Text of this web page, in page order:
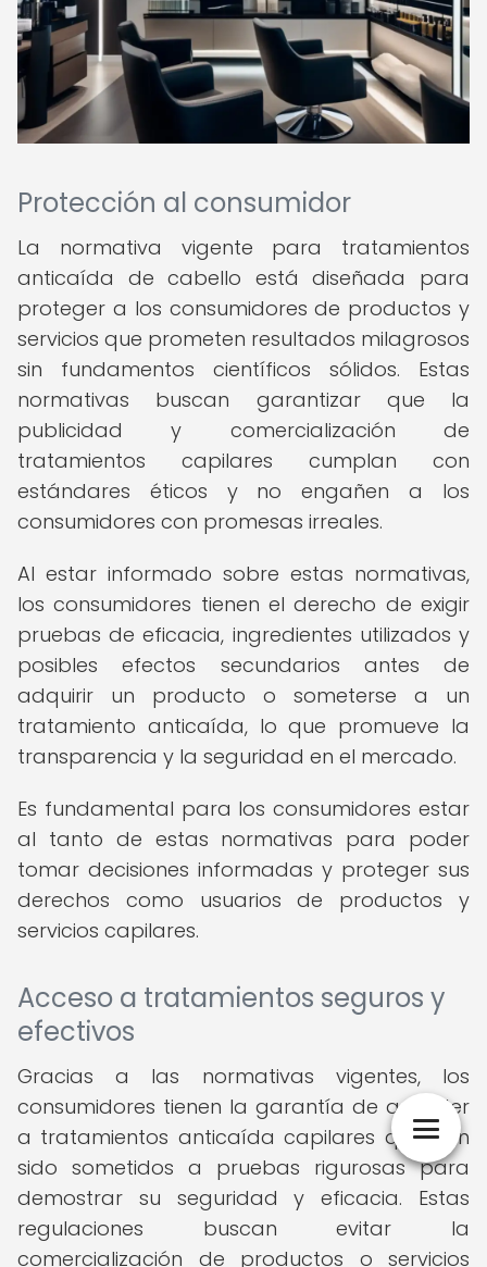
Protección al consumidor
La normativa vigente para tratamientos
anticaída de cabello está diseñada para
proteger a los consumidores de productos y
servicios que prometen resultados milagrosos
sin fundamentos científicos sólidos. Estas
normativas buscan garantizar que la
publicidad y comercialización de
tratamientos capilares cumplan con
estándares éticos y no engañen a los
consumidores con promesas irreales.
Al estar informado sobre estas normativas,
los consumidores tienen el derecho de exigir
pruebas de eficacia, ingredientes utilizados y
posibles efectos secundarios antes de
adquirir un producto o someterse a un
tratamiento anticaída, lo que promueve la
transparencia y la seguridad en el mercado.
Es fundamental para los consumidores estar
al tanto de estas normativas para poder
tomar decisiones informadas y proteger sus
derechos como usuarios de productos y
servicios capilares.
Acceso a tratamientos seguros y
efectivos
Gracias a las normativas vigentes, los
consumidores tienen la garantía de acceder
a tratamientos anticaída capilares que han
sido sometidos a pruebas rigurosas para
demostrar su seguridad y eficacia. Estas
regulaciones buscan evitar la
comercialización de productos o servicios